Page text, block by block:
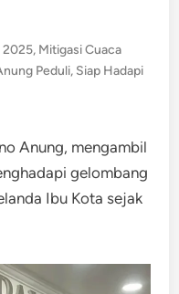
2025, Mitigasi Cuaca
Peduli, Siap Hadapi
Anung, mengambil
gelombang
Ibu Kota sejak